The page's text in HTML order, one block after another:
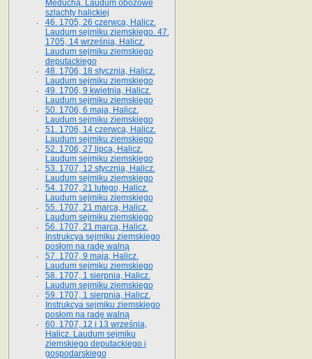
Meduchą. Laudum obozowe
szlachty halickiej
46. 1705, 26 czerwca, Halicz.
Laudum sejmiku ziemskiego. 47.
1705, 14 września, Halicz.
Laudum sejmiku ziemskiego
deputackiego
48. 1706, 18 stycznia, Halicz.
Laudum sejmiku ziemskiego
49. 1706, 9 kwietnia, Halicz.
Laudum sejmiku ziemskiego
50. 1706, 6 maja, Halicz.
Laudum sejmiku ziemskiego
51. 1706, 14 czerwca, Halicz.
Laudum sejmiku ziemskiego
52. 1706, 27 lipca, Halicz.
Laudum sejmiku ziemskiego
53. 1707, 12 stycznia, Halicz.
Laudum sejmiku ziemskiego
54. 1707, 21 lutego, Halicz.
Laudum sejmiku ziemskiego
55. 1707, 21 marca, Halicz.
Laudum sejmiku ziemskiego
56. 1707, 21 marca, Halicz.
Instrukcya sejmiku ziemskiego
posłom na radę walną
57. 1707, 9 maja, Halicz.
Laudum sejmiku ziemskiego
58. 1707, 1 sierpnia, Halicz.
Laudum sejmiku ziemskiego
59. 1707, 1 sierpnia, Halicz.
Instrukcya sejmiku ziemskiego
posłom na radę walną
60. 1707, 12 i 13 września,
Halicz. Laudum sejmiku
ziemskiego deputackiego i
gospodarskiego